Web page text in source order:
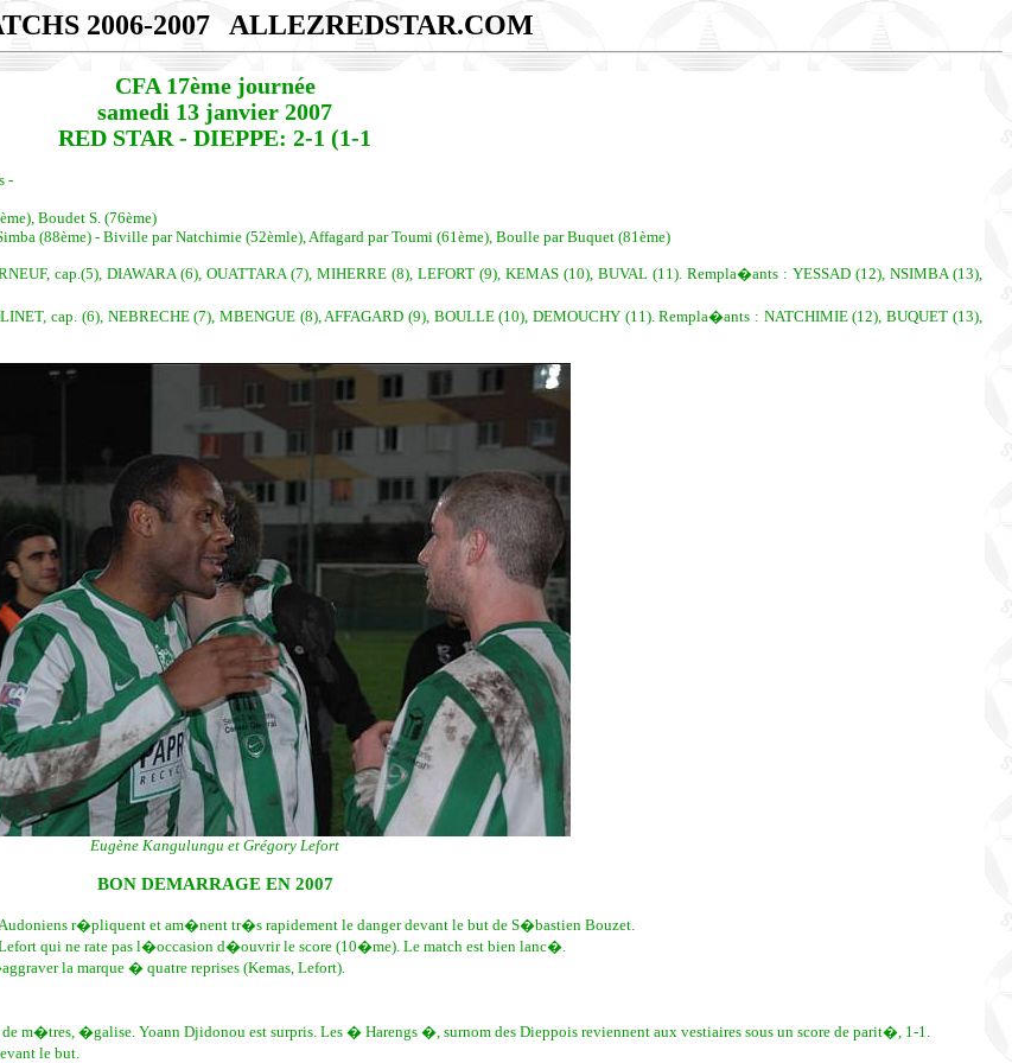
2006-2007 ALLEZREDSTAR.COM
CFA 17ème journée
samedi 13 janvier 2007
RED STAR - DIEPPE: 2-1 (1-1
-
Boudet S. (76ème)
(88ème) - Biville par Natchimie (52èmle), Affagard par Toumi (61ème), Boulle par Buquet (81ème)
cap.(5), DIAWARA (6), OUATTARA (7), MIHERRE (8), LEFORT (9), KEMAS (10), BUVAL (11). Rempla�ants : YESSAD (12), NSIMBA (13),
cap. (6), NEBRECHE (7), MBENGUE (8), AFFAGARD (9), BOULLE (10), DEMOUCHY (11). Rempla�ants : NATCHIMIE (12), BUQUET (13),
Eugène Kangulungu et Grégory Lefort
BON DEMARRAGE EN 2007
r�pliquent et am�nent tr�s rapidement le danger devant le but de S�bastien Bouzet.
qui ne rate pas l�occasion d�ouvrir le score (10�me). Le match est bien lanc�.
la marque � quatre reprises (Kemas, Lefort).
m�tres, �galise. Yoann Djidonou est surpris. Les � Harengs �, surnom des Dieppois reviennent aux vestiaires sous un score de parit�, 1-1.
le but.